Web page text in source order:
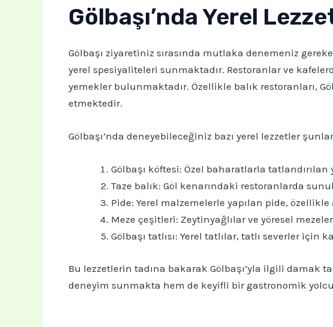
Gölbaşı’nda Yerel
Gölbaşı ziyaretiniz sırasında mutlaka denemeniz
yerel spesiyaliteleri sunmaktadır. Restoranlar ve
yemekler bulunmaktadır. Özellikle balık restoranları,
etmektedir.
Gölbaşı’nda deneyebileceğiniz bazı yerel lezzetler
Gölbaşı köftesi: Özel baharatlarla
Taze balık: Göl kenarındaki restoranlarda
Pide: Yerel malzemelerle yapılan pide,
Meze çeşitleri: Zeytinyağlılar ve yöresel
Gölbaşı tatlısı: Yerel tatlılar, tatlı severler için
Bu lezzetlerin tadına bakarak Gölbaşı’yla ilgili damak
deneyim sunmakta hem de keyifli bir gastronomik